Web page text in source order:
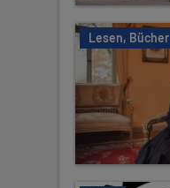
Lesen, Bücher